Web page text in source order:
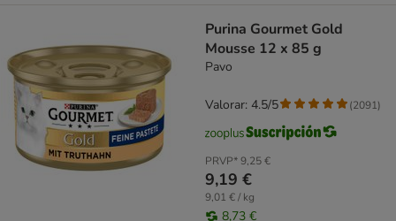
Purina Gourmet Gold
Mousse 12 x 85 g
Pavo
PRVP*9,25 €
9,19 €
9,01 € / kg
8,73 €
Valorar: 4.5/5 (2091)